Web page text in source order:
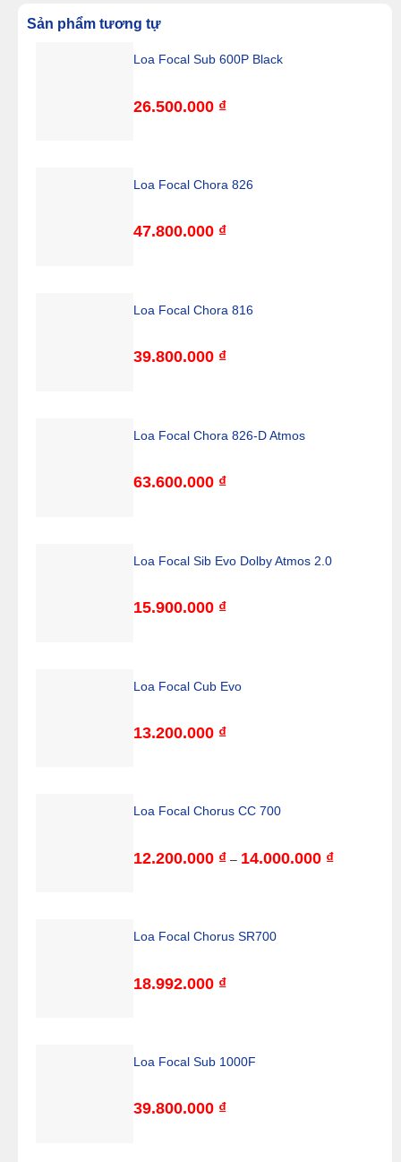
Sản phẩm tương tự
Loa Focal Sub 600P Black
26.500.000 ₫
Loa Focal Chora 826
47.800.000 ₫
Loa Focal Chora 816
39.800.000 ₫
Loa Focal Chora 826-D Atmos
63.600.000 ₫
Loa Focal Sib Evo Dolby Atmos 2.0
15.900.000 ₫
Loa Focal Cub Evo
13.200.000 ₫
Loa Focal Chorus CC 700
12.200.000 ₫ – 14.000.000 ₫Khoảng
Loa Focal Chorus SR700
18.992.000 ₫
Loa Focal Sub 1000F
39.800.000 ₫